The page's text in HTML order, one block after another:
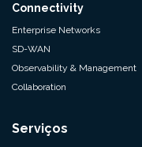
Connectivity
Enterprise Networks
SD-WAN
Observability & Management
Collaboration
Serviços